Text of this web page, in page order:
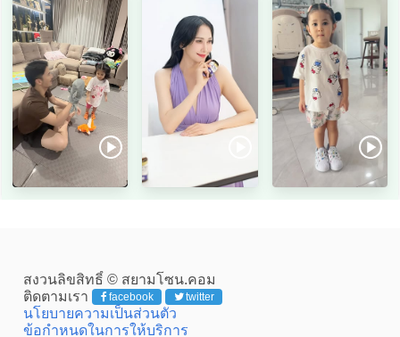
สงวนลิขสิทธิ์ © สยามโซน.คอม
ติดตามเรา
facebook twitter
นโยบายความเป็นส่วนตัว
ข้อกำหนดในการให้บริการ